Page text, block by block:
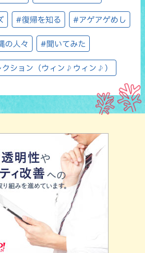
#復帰を知る #アゲアゲめし
の人々 #聞いてみた
クション（ウィン♪ウィン♪）